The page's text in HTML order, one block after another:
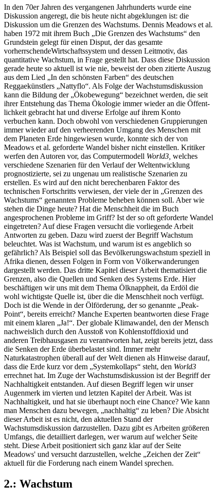
In den 70er Jahren des vergangenen Jahrhunderts wurde eine
Diskussion angeregt, die bis heute nicht abgeklungen ist: die
Diskussion um die Grenzen des Wachstums. Dennis Meadows et al.
haben 1972 mit ihrem Buch „Die Grenzen des Wachstums“ den
Grundstein gelegt für einen Disput, der das gesamte
vorherrschendeWirtschaftssystem und dessen Leitmotiv, das
quantitative Wachstum, in Frage gestellt hat. Dass diese Diskussion
gerade heute so aktuell ist wie nie, beweist der oben zitierte Auszug
aus dem Lied „In den schönsten Farben“ des deutschen
Reggaekünstlers „Nattyflo“. Als Folge der Wachstumsdiskussion
kann die Bildung der „Ökobewegung“ bezeichnet werden, die seit
ihrer Entstehung das Thema Ökologie immer wieder an die Öffent-
lichkeit gebracht hat und diverse Erfolge auf ihrem Konto
verbuchen kann. Doch obwohl von verschiedenen Gruppierungen
immer wieder auf den verheerenden Umgang des Menschen mit
dem Planeten Erde hingewiesen wurde, konnte sich der von
Meadows et al. geforderte Wandel bisher nicht einstellen. Kritiker
werfen den Autoren vor, das Computermodell World3, welches
verschiedene Szenarien für den Verlauf der Weltentwicklung
prognostizierte, sei zu ungenau um realistische Szenarien zu
erstellen. Es wird auf den nicht berechenbaren Faktor des
technischen Fortschritts verwiesen, der viele der in „Grenzen des
Wachstums“ genannten Probleme beheben können soll. Aber wie
stehen die Dinge heute? Hat die Menschheit die im Buch
angesprochenen Probleme im Griff? Ist der so oft geforderte Wandel
eingetreten? Auf diese Fragen versucht die vorliegende Arbeit
Antworten zu geben. Dazu wird zuerst der Begriff Wachstum
beleuchtet. Was ist Wachstum, und warum ist es angeblich so
gefährlich? Als Beispiel soll das Bevölkerungswachstum speziell in
Afrika dienen, dessen Folgen in Form von Völkerwanderungen
dargestellt werden. Das dritte Kapitel dieser Arbeit thematisiert die
Grenzen, also die Quellen und Senken des Systems Erde. Hier
beschäftigen wir uns mit dem Thema Ölknappheit, da Erdöl die
wohl wichtigste Quelle ist, über die die Menschheit noch verfügt.
Doch ist die Wende in der Ölförderung, der so genannte „Peak-
Point“, bereits erreicht? Manche Experten beantworten diese Frage
mit einem klaren „Ja!“. Der globale Klimawandel, den der Mensch
nachweislich durch den Ausstoß von Kohlenstoffdioxid und
anderen Treibhausgasen zu verantworten hat, zeigt bereits jetzt, dass
die Senken der Erde überbelastet sind. Immer mehr
Naturkatastrophen überall auf der Welt dienen als Hinweise darauf,
dass die Erde kurz vor dem „Systemkollaps“ steht, den World3
errechnet hat. Im Zuge der Wachstumsdiskussion ist der Begriff der
Nachhaltigkeit entstanden. Auf diesen Begriff legen wir unser
Augenmerk im vierten und letzten Kapitel der Arbeit. Was ist
Nachhaltigkeit, und hat sie überhaupt noch eine Chance? Wie kann
man Menschen dazu bewegen, „nachhaltig“ zu leben? Die Absicht
dieser Arbeit ist es nicht, den aktuellen Stand der
Wachstumsdiskussion darzustellen. Dazu gibt es Arbeiten größeren
Umfangs, die detailliert darlegen, wer warum auf welcher Seite
steht. Diese Arbeit positioniert sich ganz klar auf der Seite
Meadows' und versucht darzustellen, welche „Zeichen der Zeit“
aktuell für die Forderung nach einem Wandel sprechen.
2.: Wachstum